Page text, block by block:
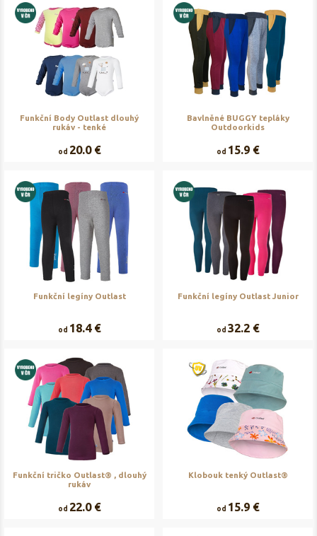
Funkční Body Outlast dlouhý
rukáv - tenké
od 20.0 €
Bavlněné BUGGY tepláky
Outdoorkids
od 15.9 €
Funkční legíny Outlast
od 18.4 €
Funkční legíny Outlast Junior
od 32.2 €
Funkční tričko Outlast® , dlouhý
rukáv
od 22.0 €
Klobouk tenký Outlast®
od 15.9 €